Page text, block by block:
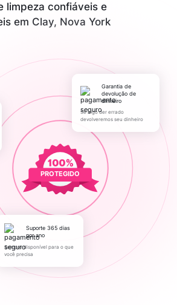
limpeza confiáveis e
em Clay, Nova York
PROTEGIDO
Garantia de
devolução de
dinheiro
Se algo der errado
devolveremos seu dinheiro
Suporte 365 dias
por ano
Sempre disponível para o que
você precisa